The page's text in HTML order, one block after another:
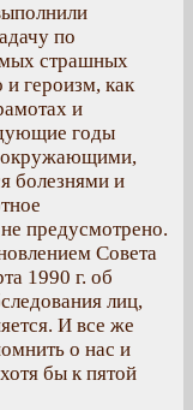
по
страшных
героизм, как
и
годы
окружающими,
болезнями и
предусмотрено.
Совета
1990 г. об
лиц,
И все же
о нас и
бы к пятой